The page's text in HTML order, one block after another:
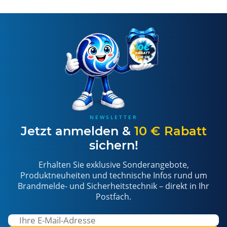
NEWSLETTER
Jetzt anmelden & 10 € Rabatt
sichern!
Erhalten Sie exklusive Sonderangebote,
Produktneuheiten und technische Infos rund um
Brandmelde- und Sicherheitstechnik – direkt in Ihr
Postfach.